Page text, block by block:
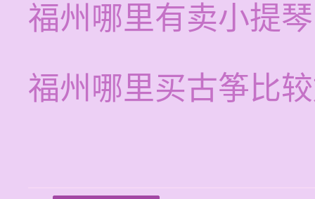
福州哪里有卖小提
福州哪里买古筝比